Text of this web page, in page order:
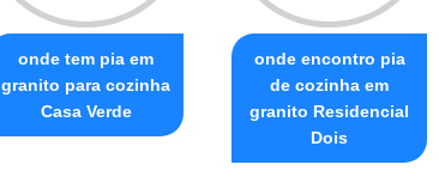
onde tem pia em
granito para cozinha
Casa Verde
onde encontro pia
de cozinha em
granito Residencial
Dois